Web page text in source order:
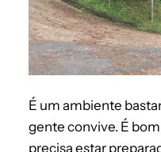
É um ambiente
gente convive. É
precisa estar